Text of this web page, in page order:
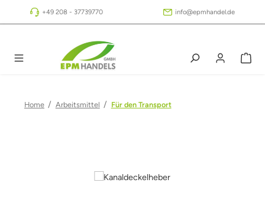
Zum Hauptinhalt springen
+49 208 - 37739770 info@epmhandel.de
Home / Arbeitsmittel / Für den Transport
Bildergalerie überspringen